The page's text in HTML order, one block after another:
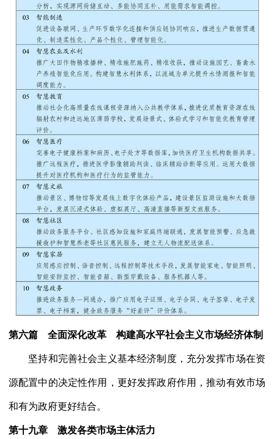
第六篇 全面深化改革 构建高水平社会主义市场经济体制
坚持和完善社会主义基本经济制度，充分发挥市场在资
源配置中的决定性作用，更好发挥政府作用，推动有效市场
和有为政府更好结合。
第十九章 激发各类市场主体活力